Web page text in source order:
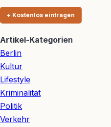
+ Kostenlos eintragen
Artikel-Kategorien
Berlin
Kultur
Lifestyle
Kriminalität
Politik
Verkehr